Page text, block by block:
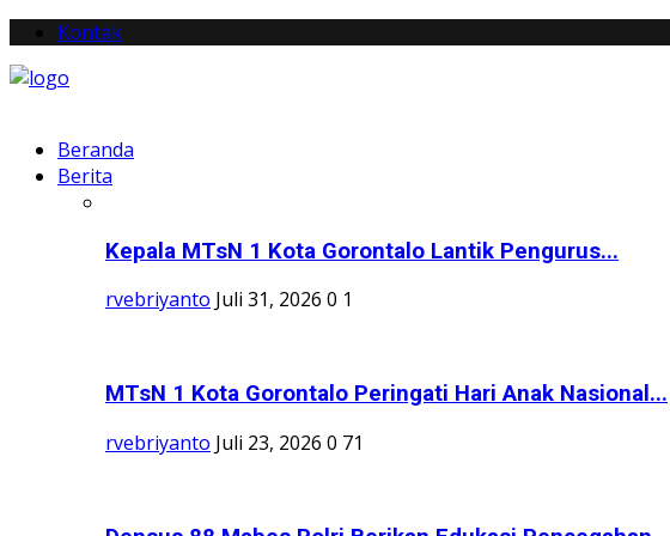
Kontak
Beranda
Berita
Kepala MTsN 1 Kota Gorontalo Lantik Pengurus...
rvebriyanto Juli 31, 2026 0 1
MTsN 1 Kota Gorontalo Peringati Hari Anak Nasional...
rvebriyanto Juli 23, 2026 0 71